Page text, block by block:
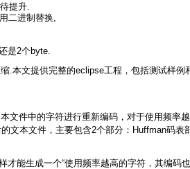
提升.
二进制替换,
是2个byte.
.本文提供完整的eclipse工程，包括测试样例
文件中的字符进行重新编码，对于使用频
文本文件，主要包含2个部分：Huffman码
能生成一个“使用频率越高的字符，其编